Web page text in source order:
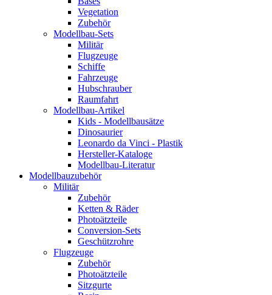
Vegetation
Zubehör
Modellbau-Sets
Militär
Flugzeuge
Schiffe
Fahrzeuge
Hubschrauber
Raumfahrt
Modellbau-Artikel
Kids - Modellbausätze
Dinosaurier
Leonardo da Vinci - Plastik
Hersteller-Kataloge
Modellbau-Literatur
Modellbauzubehör
Militär
Zubehör
Ketten & Räder
Photoätzteile
Conversion-Sets
Geschützrohre
Flugzeuge
Zubehör
Photoätzteile
Sitzgurte